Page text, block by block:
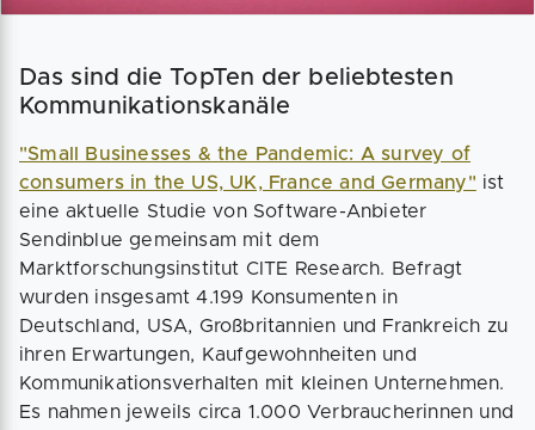
Das sind die TopTen der beliebtesten
Kommunikationskanäle
"Small Businesses & the Pandemic: A survey of
consumers in the US, UK, France and Germany" ist
eine aktuelle Studie von Software-Anbieter
Sendinblue gemeinsam mit dem
Marktforschungsinstitut CITE Research. Befragt
wurden insgesamt 4.199 Konsumenten in
Deutschland, USA, Großbritannien und Frankreich zu
ihren Erwartungen, Kaufgewohnheiten und
Kommunikationsverhalten mit kleinen Unternehmen.
Es nahmen jeweils circa 1.000 Verbraucherinnen und